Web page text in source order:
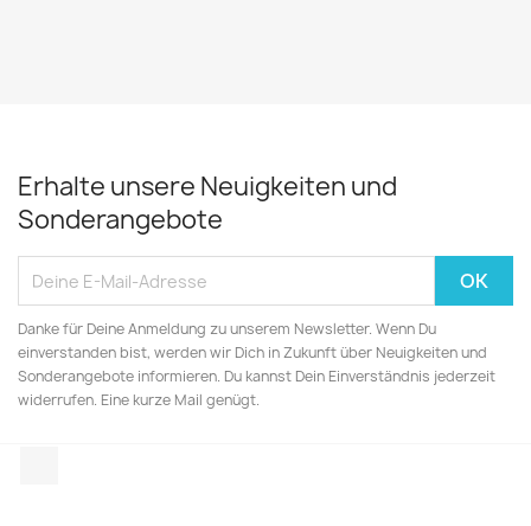
Erhalte unsere Neuigkeiten und
Sonderangebote
Danke für Deine Anmeldung zu unserem Newsletter. Wenn Du
einverstanden bist, werden wir Dich in Zukunft über Neuigkeiten und
Sonderangebote informieren. Du kannst Dein Einverständnis jederzeit
widerrufen. Eine kurze Mail genügt.